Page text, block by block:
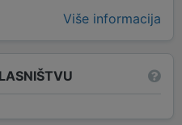
Više informacija